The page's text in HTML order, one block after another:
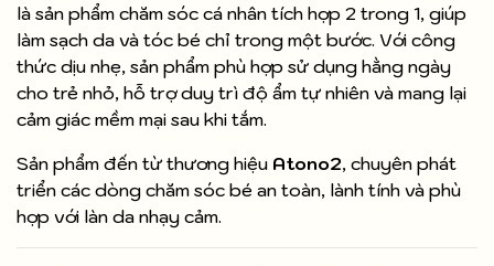
là sản phẩm chăm sóc cá nhân tích hợp 2 trong 1, giúp
làm sạch da và tóc bé chỉ trong một bước. Với công
thức dịu nhẹ, sản phẩm phù hợp sử dụng hằng ngày
cho trẻ nhỏ, hỗ trợ duy trì độ ẩm tự nhiên và mang lại
cảm giác mềm mại sau khi tắm.
Sản phẩm đến từ thương hiệu Atono2, chuyên phát
triển các dòng chăm sóc bé an toàn, lành tính và phù
hợp với làn da nhạy cảm.